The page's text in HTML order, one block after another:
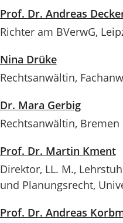
Prof. Dr. Andreas
Richter am BVerwG,
Nina Drüke
Rechtsanwältin,
Dr. Mara Gerbig
Rechtsanwältin, Bremen
Prof. Dr. Martin Kment
Direktor, LL. M.,
und Planungsrecht,
Prof. Dr. Andreas